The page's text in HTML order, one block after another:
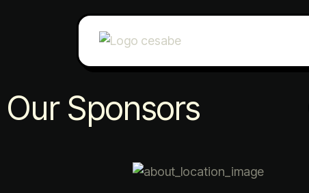
Our Sponsors